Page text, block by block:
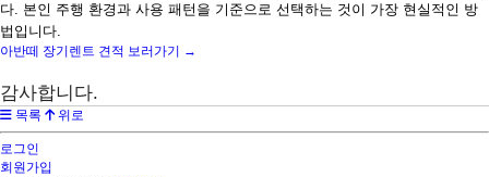
다. 본인 주행 환경과 사용 패턴을 기준으로 선택하는 것이 가장 현실적인 방
법입니다.
아반떼 장기렌트 견적 보러가기 →
감사합니다.
목록 위로
로그인
회원가입